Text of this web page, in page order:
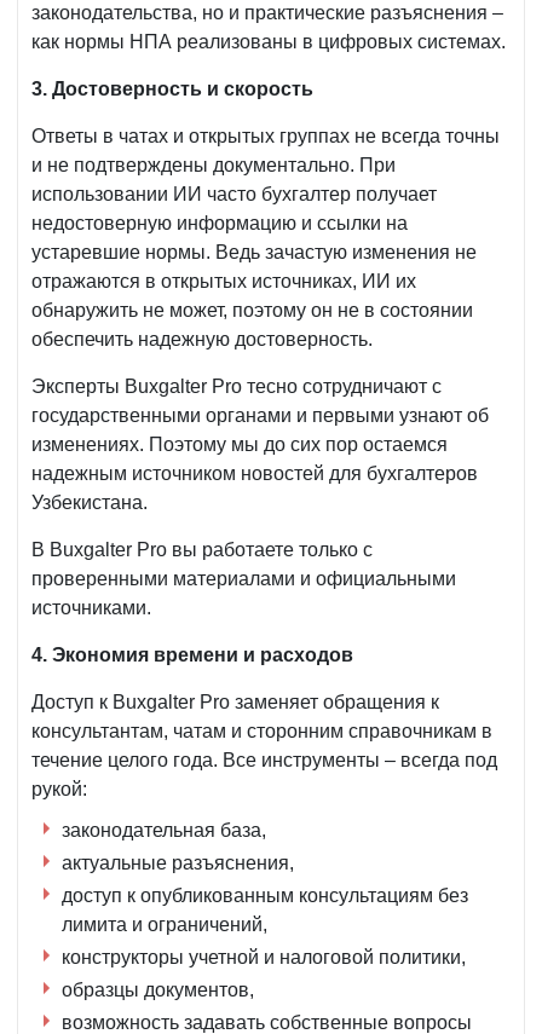
законодательства, но и практические разъяснения –
как нормы НПА реализованы в цифровых системах.
3. Достоверность и скорость
Ответы в чатах и открытых группах не всегда точны
и не подтверждены документально. При
использовании ИИ часто бухгалтер получает
недостоверную информацию и ссылки на
устаревшие нормы. Ведь зачастую изменения не
отражаются в открытых источниках, ИИ их
обнаружить не может, поэтому он не в состоянии
обеспечить надежную достоверность.
Эксперты Buxgalter Pro тесно сотрудничают с
государственными органами и первыми узнают об
изменениях. Поэтому мы до сих пор остаемся
надежным источником новостей для бухгалтеров
Узбекистана.
В Buxgalter Pro вы работаете только с
проверенными материалами и официальными
источниками.
4. Экономия времени и расходов
Доступ к Buxgalter Pro заменяет обращения к
консультантам, чатам и сторонним справочникам в
течение целого года. Все инструменты – всегда под
рукой:
законодательная база,
актуальные разъяснения,
доступ к опубликованным консультациям без
лимита и ограничений,
конструкторы учетной и налоговой политики,
образцы документов,
возможность задавать собственные вопросы